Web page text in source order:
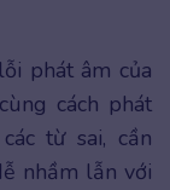
phát âm của
cách phát
từ sai, cần
nhầm lẫn với